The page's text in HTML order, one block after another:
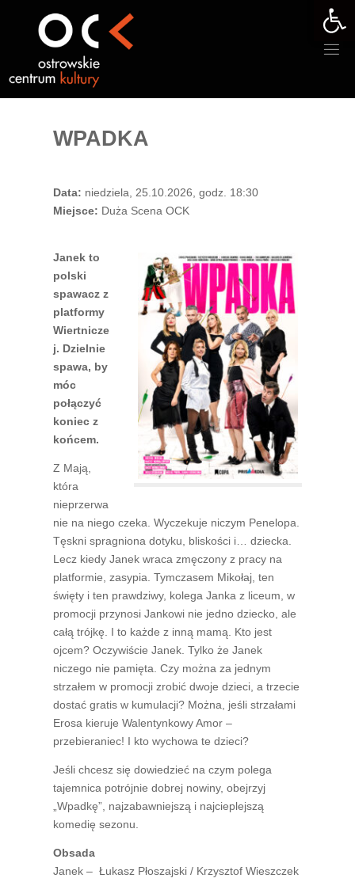
WPADKA
Data: niedziela, 25.10.2026, godz. 18:30
Miejsce: Duża Scena OCK
Janek to
polski
spawacz z
platformy
Wiertnicze
j. Dzielnie
spawa, by
móc
połączyć
koniec z
końcem.
Z Mają,
która
nieprzerwa
nie na niego czeka. Wyczekuje niczym Penelopa.
Tęskni spragniona dotyku, bliskości i… dziecka.
Lecz kiedy Janek wraca zmęczony z pracy na
platformie, zasypia. Tymczasem Mikołaj, ten
święty i ten prawdziwy, kolega Janka z liceum, w
promocji przynosi Jankowi nie jedno dziecko, ale
całą trójkę. I to każde z inną mamą. Kto jest
ojcem? Oczywiście Janek. Tylko że Janek
niczego nie pamięta. Czy można za jednym
strzałem w promocji zrobić dwoje dzieci, a trzecie
dostać gratis w kumulacji? Można, jeśli strzałami
Erosa kieruje Walentynkowy Amor –
przebieraniec! I kto wychowa te dzieci?
Jeśli chcesz się dowiedzieć na czym polega
tajemnica potrójnie dobrej nowiny, obejrzyj
„Wpadkę”, najzabawniejszą i najcieplejszą
komedię sezonu.
Obsada
Janek – Łukasz Płoszajski / Krzysztof Wieszczek